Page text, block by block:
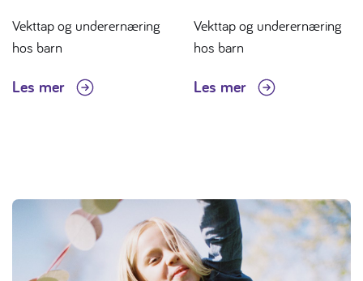
Vekttap og underernæring
hos barn
Les mer
Vekttap og underernæring
hos barn
Les mer